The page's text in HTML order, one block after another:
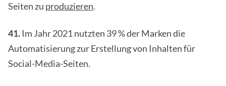
Seiten zu produzieren.
41. Im Jahr 2021 nutzten 39 % der Marken die
Automatisierung zur Erstellung von Inhalten für
Social-Media-Seiten.